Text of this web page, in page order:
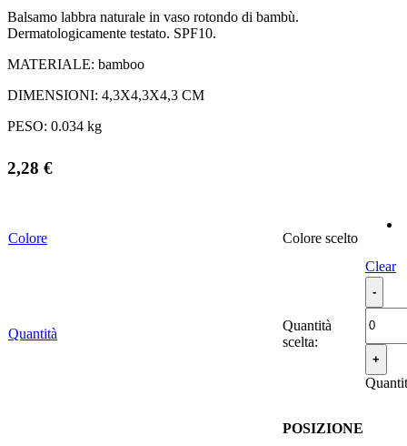
Balsamo labbra naturale in vaso rotondo di bambù.
Dermatologicamente testato. SPF10.
MATERIALE: bamboo
DIMENSIONI: 4,3X4,3X4,3 CM
PESO: 0.034 kg
2,28 €
Colore
Colore
Clear
Quantità
Quantità
scelta:
POSIZIONE